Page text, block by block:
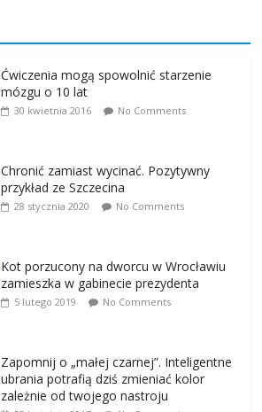
Ćwiczenia mogą spowolnić starzenie
mózgu o 10 lat
30 kwietnia 2016 No Comments
Chronić zamiast wycinać. Pozytywny
przykład ze Szczecina
28 stycznia 2020 No Comments
Kot porzucony na dworcu w Wrocławiu
zamieszka w gabinecie prezydenta
5 lutego 2019 No Comments
Zapomnij o „małej czarnej”. Inteligentne
ubrania potrafią dziś zmieniać kolor
zależnie od twojego nastroju